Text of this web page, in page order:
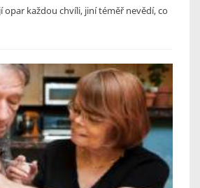
každou chvíli, jiní téměř nevědí, co